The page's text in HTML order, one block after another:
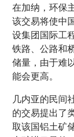
在加纳，环保
该交易将使中
设集团国际工
铁路、公路和
储量，由于难
能会更高。
几内亚的民间
的交易提出了
取该国铝土矿